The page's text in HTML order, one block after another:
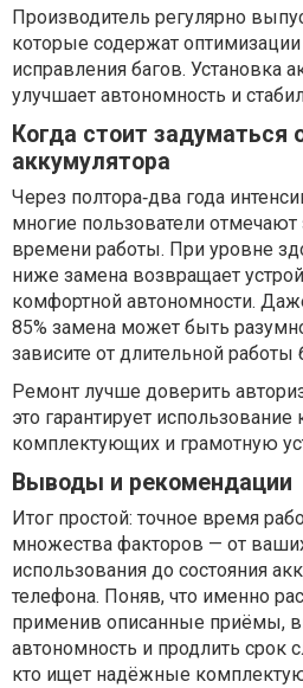
Производитель регулярно
которые содержат оптимизации
исправления багов. Установка
улучшает автономность и
Когда стоит задуматься
аккумулятора
Через полтора‑два года
многие пользователи
времени работы. При уровне
ниже замена возвращает
комфортной автономности.
85% замена может быть
зависите от длительной работы
Ремонт лучше доверить
это гарантирует
комплектующих и грамотную
Выводы и рекомендации
Итог простой: точное время
множества факторов — от
использования до состояния
телефона. Поняв, что именно
применив описанные приёмы,
автономность и продлить срок
кто ищет надёжные